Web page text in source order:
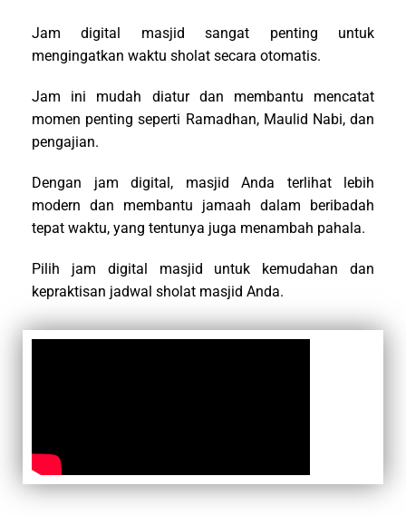
Jam digital masjid sangat penting untuk
mengingatkan waktu sholat secara otomatis.
Jam ini mudah diatur dan membantu mencatat
momen penting seperti Ramadhan, Maulid Nabi, dan
pengajian.
Dengan jam digital, masjid Anda terlihat lebih
modern dan membantu jamaah dalam beribadah
tepat waktu, yang tentunya juga menambah pahala.
Pilih jam digital masjid untuk kemudahan dan
kepraktisan jadwal sholat masjid Anda.